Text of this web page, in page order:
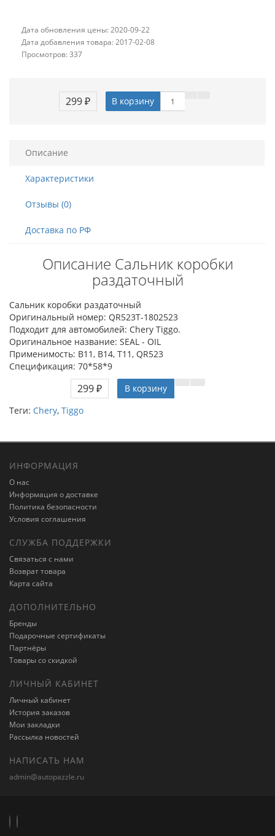
Дата обновления цены: 2020-09-22
Дата добавления товара: 2017-02-08
Просмотров: 337
299 ₽ В корзину
Описание
Характеристики
Отзывы (0)
Доставка по РФ
Описание Сальник коробки
раздаточный
Сальник коробки раздаточный
Оригинальный номер: QR523T-1802523
Подходит для автомобилей: Chery Tiggo.
Оригинальное название: SEAL - OIL
Применимость: B11, B14, T11, QR523
Спецификация: 70*58*9
299 ₽
В корзину
Теги: Chery, Tiggo
ИНФОРМАЦИЯ
О нас
Информация о доставке
Политика безопасности
Условия соглашения
СЛУЖБА ПОДДЕРЖКИ
Связаться с нами
Возврат товара
Карта сайта
ДОПОЛНИТЕЛЬНО
Бренды
Подарочные сертификаты
Партнёры
Товары со скидкой
ЛИЧНЫЙ КАБИНЕТ
Личный кабинет
История заказов
Мои закладки
Рассылка новостей
НАПИСАТЬ НАМ
admin@autopazzle.ru